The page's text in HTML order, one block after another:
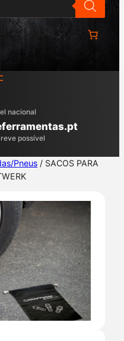
nacional
possível
Pneus / SACOS PARA